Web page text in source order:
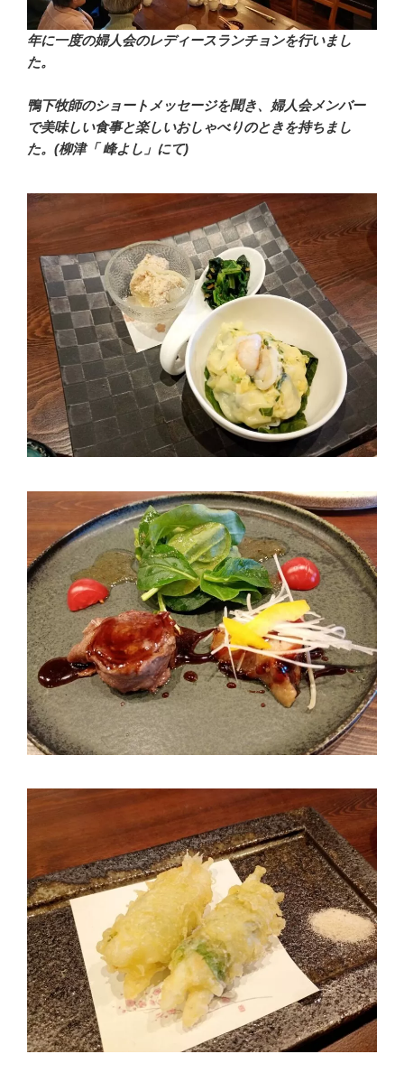
年に一度の婦人会のレディースランチョンを行いまし
た。
鴨下牧師のショートメッセージを聞き、婦人会メンバー
で美味しい食事と楽しいおしゃべりのときを持ちまし
た。(柳津「 峰よし」にて)